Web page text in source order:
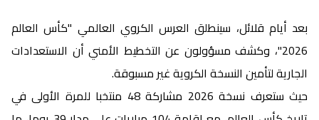
بعد أيام قلائل، سينطلق العرس الكروي العالمي "كأس العالم
2026"، وكشف مسؤولون عن التخطيط الأمني أن الاستعدادات
الجارية لتأمين النسخة الكروية غير مسبوقة.
حيث ستعرف نسخة 2026 مشاركة 48 منتخبا للمرة الأولى في